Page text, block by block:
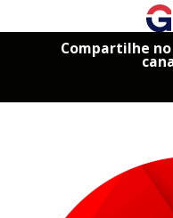
Compartilhe no